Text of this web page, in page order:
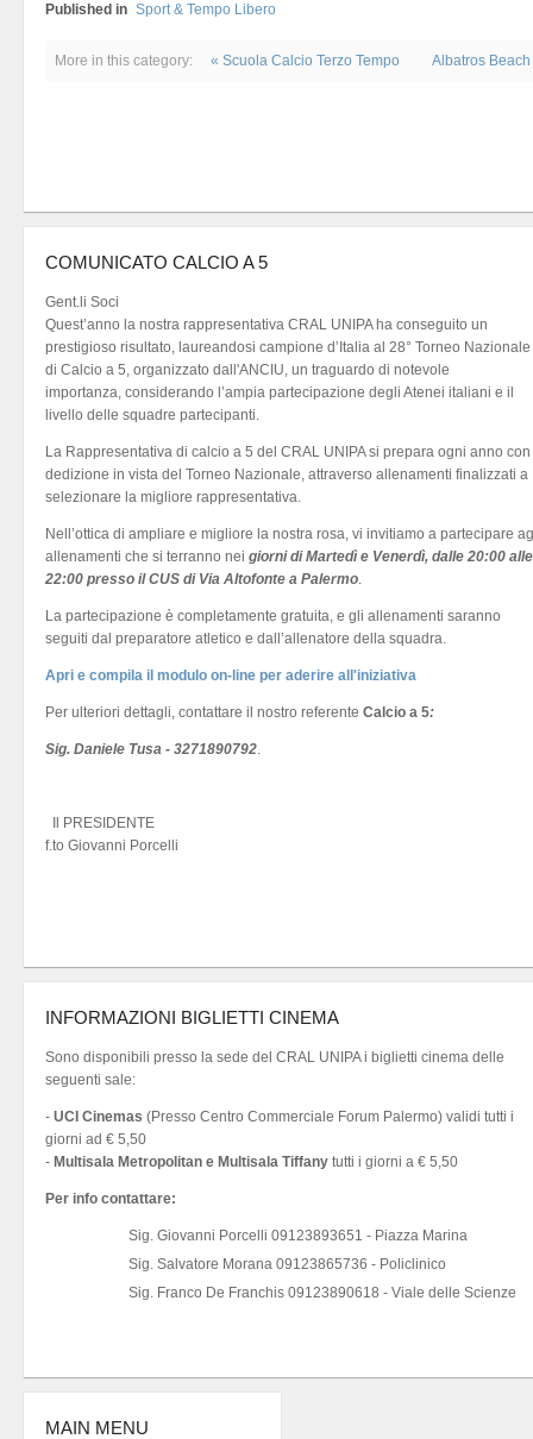
Published in Sport & Tempo Libero
More in this category: « Scuola Calcio Terzo Tempo Albatros
COMUNICATO CALCIO A 5
Gent.li Soci
Quest’anno la nostra rappresentativa CRAL UNIPA ha conseguito un
prestigioso risultato, laureandosi campione d’Italia al 28° Torneo Nazionale
di Calcio a 5, organizzato dall'ANCIU, un traguardo di notevole
importanza, considerando l’ampia partecipazione degli Atenei italiani e il
livello delle squadre partecipanti.
La Rappresentativa di calcio a 5 del CRAL UNIPA si prepara ogni anno con
dedizione in vista del Torneo Nazionale, attraverso allenamenti finalizzati a
selezionare la migliore rappresentativa.
Nell’ottica di ampliare e migliore la nostra rosa, vi invitiamo a partecipare
allenamenti che si terranno nei giorni di Martedì e Venerdì, dalle 20:00 alle
22:00 presso il CUS di Via Altofonte a Palermo.
La partecipazione è completamente gratuita, e gli allenamenti saranno
seguiti dal preparatore atletico e dall’allenatore della squadra.
Apri e compila il modulo on-line per aderire all'iniziativa
Per ulteriori dettagli, contattare il nostro referente Calcio a 5:
Sig. Daniele Tusa - 3271890792.
Il PRESIDENTE
f.to Giovanni Porcelli
INFORMAZIONI BIGLIETTI CINEMA
Sono disponibili presso la sede del CRAL UNIPA i biglietti cinema delle
seguenti sale:
- UCI Cinemas (Presso Centro Commerciale Forum Palermo) validi tutti i
giorni ad € 5,50
- Multisala Metropolitan e Multisala Tiffany tutti i giorni a € 5,50
Per info contattare:
Sig. Giovanni Porcelli 09123893651 - Piazza Marina
Sig. Salvatore Morana 09123865736 - Policlinico
Sig. Franco De Franchis 09123890618 - Viale delle Scienze
MAIN MENU